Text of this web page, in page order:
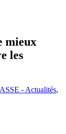
mieux
les
ASSE - Actualités,